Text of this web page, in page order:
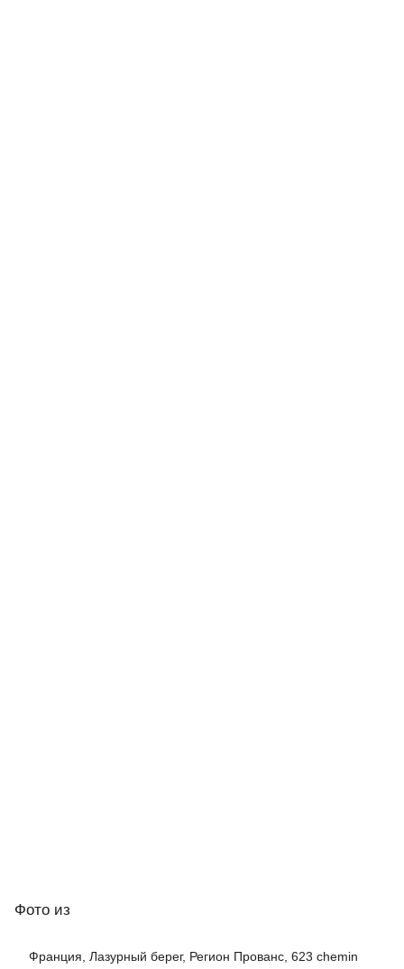
Фото из
Франция, Лазурный берег, Регион Прованс, 623 chemin